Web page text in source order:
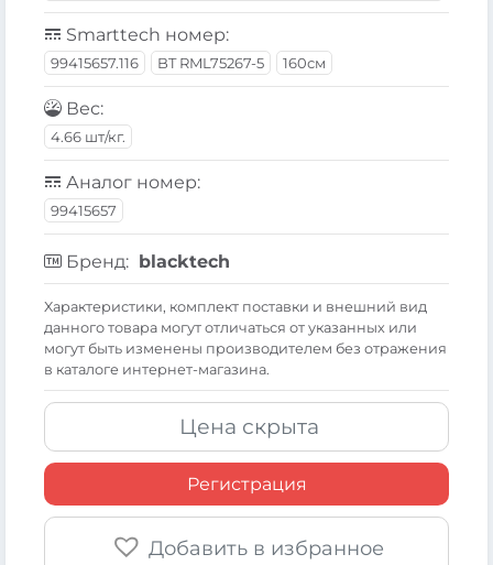
Smarttech номер:
99415657.116 BT RML75267-5 160см
Вес:
4.66 шт/кг.
Аналог номер:
99415657
Бренд: blacktech
Xарактеристики, комплект поставки и внешний вид
данного товара могут отличаться от указанных или
могут быть изменены производителем без отражения
в каталоге интернет-магазина.
Цена скрыта
Регистрация
Добавить в избранное